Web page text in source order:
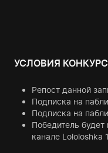
УСЛОВИЯ
Репост данной
Подписка на
Подписка на
Победитель
канале Lololoshka